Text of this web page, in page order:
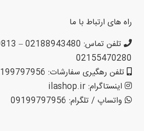
راه های ارتباط با ما
02155470280
تلفن رهگیری سفارشات: 09199797956
اینستاگرام: ilashop.ir
واتساپ / تلگرام: 09199797956